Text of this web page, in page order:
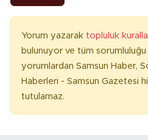
Yorum yazarak topluluk
bulunuyor ve tüm sorumluluğu
yorumlardan Samsun Haber,
Haberleri - Samsun Gazetesi
tutulamaz.